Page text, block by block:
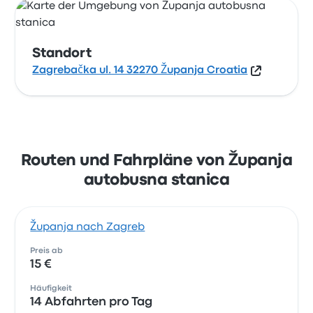
Standort
Zagrebačka ul. 14 32270 Županja Croatia
Routen und Fahrpläne von Županja
autobusna stanica
Županja nach Zagreb
Preis ab
15 €
Häufigkeit
14 Abfahrten pro Tag